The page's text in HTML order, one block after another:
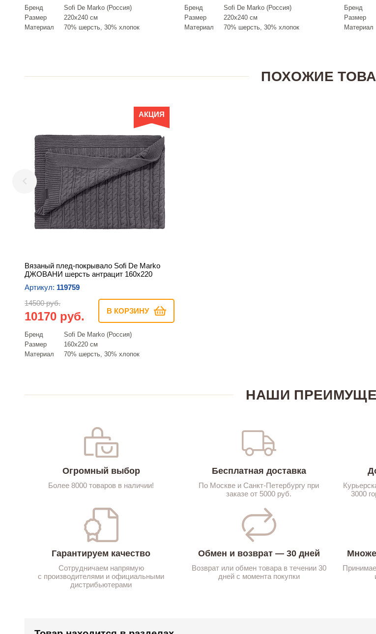
Бренд
Sofi De Marko (Россия)
Размер
220х240 см
Материал
70% шерсть, 30% хлопок
Бренд
Sofi De Marko (Россия)
Размер
220х240 см
Материал
70% шерсть, 30% хлопок
Бренд
Размер
Материал
ПОХОЖИЕ
АКЦИЯ
Вязаный плед-покрывало Sofi De Marko
ДЖОВАНИ шерсть антрацит 160х220
Артикул: 119759
14500 руб.
10170 руб. В КОРЗИНУ
Бренд
Sofi De Marko (Россия)
Размер
160х220 см
Материал
70% шерсть, 30% хлопок
НАШИ
Огромный выбор
Более 8000 товаров в наличии!
Бесплатная доставка
По Москве и Санкт-Петербургу при
заказе от 5000 руб.
3000
Гарантируем качество
Сотрудничаем напрямую
с производителями и официальными
дистрибьютерами
Обмен и возврат — 30 дней
Возврат или обмен товара в течении 30
дней с момента покупки